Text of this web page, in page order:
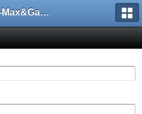
Клуб S-Max&Galaxy